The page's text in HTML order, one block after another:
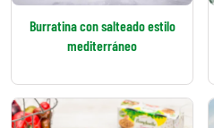
Burratina con salteado estilo
mediterráneo